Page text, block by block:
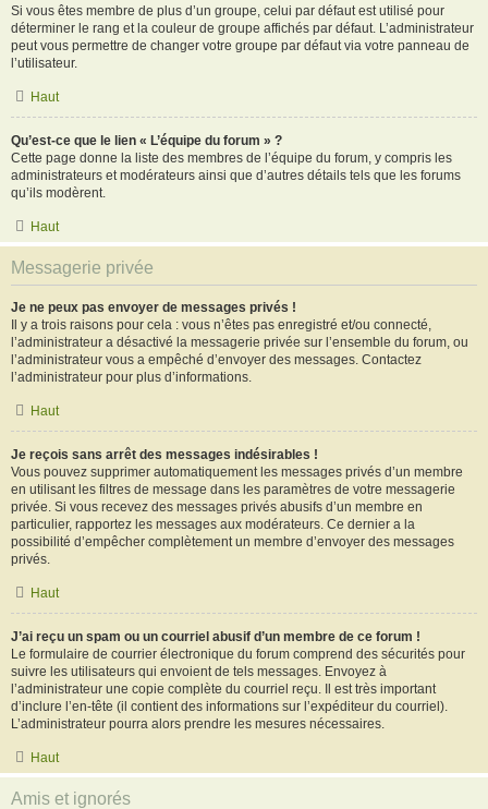
Si vous êtes membre de plus d’un groupe, celui par défaut est utilisé pour
déterminer le rang et la couleur de groupe affichés par défaut. L’administrateur
peut vous permettre de changer votre groupe par défaut via votre panneau de
l’utilisateur.
Haut
Qu’est-ce que le lien « L’équipe du forum » ?
Cette page donne la liste des membres de l’équipe du forum, y compris les
administrateurs et modérateurs ainsi que d’autres détails tels que les forums
qu’ils modèrent.
Haut
Messagerie privée
Je ne peux pas envoyer de messages privés !
Il y a trois raisons pour cela : vous n’êtes pas enregistré et/ou connecté,
l’administrateur a désactivé la messagerie privée sur l’ensemble du forum, ou
l’administrateur vous a empêché d’envoyer des messages. Contactez
l’administrateur pour plus d’informations.
Haut
Je reçois sans arrêt des messages indésirables !
Vous pouvez supprimer automatiquement les messages privés d’un membre
en utilisant les filtres de message dans les paramètres de votre messagerie
privée. Si vous recevez des messages privés abusifs d’un membre en
particulier, rapportez les messages aux modérateurs. Ce dernier a la
possibilité d’empêcher complètement un membre d’envoyer des messages
privés.
Haut
J’ai reçu un spam ou un courriel abusif d’un membre de ce forum !
Le formulaire de courrier électronique du forum comprend des sécurités pour
suivre les utilisateurs qui envoient de tels messages. Envoyez à
l’administrateur une copie complète du courriel reçu. Il est très important
d’inclure l’en-tête (il contient des informations sur l’expéditeur du courriel).
L’administrateur pourra alors prendre les mesures nécessaires.
Haut
Amis et ignorés